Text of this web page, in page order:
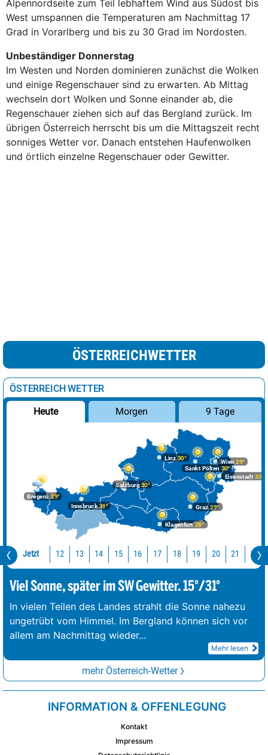
Alpennordseite zum Teil lebhaftem Wind aus Südost bis
West umspannen die Temperaturen am Nachmittag 17
Grad in Vorarlberg und bis zu 30 Grad im Nordosten.
Unbeständiger Donnerstag
Im Westen und Norden dominieren zunächst die Wolken
und einige Regenschauer sind zu erwarten. Ab Mittag
wechseln dort Wolken und Sonne einander ab, die
Regenschauer ziehen sich auf das Bergland zurück. Im
übrigen Österreich herrscht bis um die Mittagszeit recht
sonniges Wetter vor. Danach entstehen Haufenwolken
und örtlich einzelne Regenschauer oder Gewitter.
ÖSTERREICHWETTER
ÖSTERREICH WETTER
Heute Morgen 9 Tage
Bregenz29°
Graz29°
Innsbruck31°
Klagenfurt 28°
Linz30°
Salzburg30°
Wien 29°
Eisenstadt 30°
Sankt Pölten 30°
Jetzt 12 13 14 15 16 17 18 19 20 21 22
Viel Sonne, später im SW Gewitter. 15°/31°
In vielen Teilen des Landes strahlt die Sonne nahezu
ungetrübt vom Himmel. Im Bergland können sich vor
allem am Nachmittag wieder...
Mehr lesen
mehr Österreich-Wetter
INFORMATION & OFFENLEGUNG
Kontakt
Impressum